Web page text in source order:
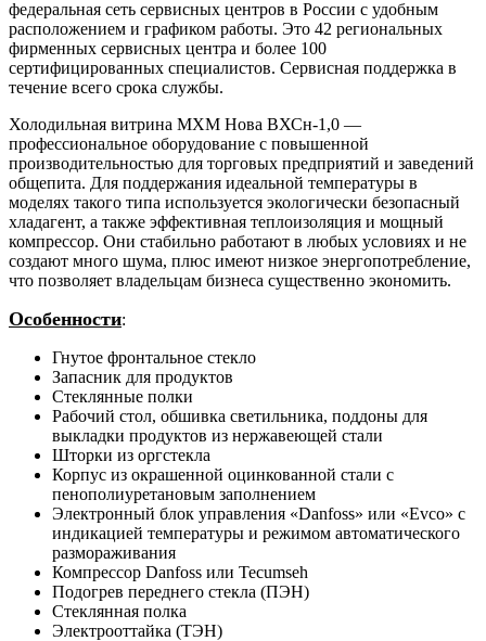
федеральная сеть сервисных центров в России с удобным
расположением и графиком работы. Это 42 региональных
фирменных сервисных центра и более 100
сертифицированных специалистов. Сервисная поддержка в
течение всего срока службы.
Холодильная витрина МХМ Нова ВХСн-1,0 —
профессиональное оборудование с повышенной
производительностью для торговых предприятий и заведений
общепита. Для поддержания идеальной температуры в
моделях такого типа используется экологически безопасный
хладагент, а также эффективная теплоизоляция и мощный
компрессор. Они стабильно работают в любых условиях и не
создают много шума, плюс имеют низкое энергопотребление,
что позволяет владельцам бизнеса существенно экономить.
Особенности:
Гнутое фронтальное стекло
Запасник для продуктов
Стеклянные полки
Рабочий стол, обшивка светильника, поддоны для
выкладки продуктов из нержавеющей стали
Шторки из оргстекла
Корпус из окрашенной оцинкованной стали с
пенополиуретановым заполнением
Электронный блок управления «Danfoss» или «Evco» с
индикацией температуры и режимом автоматического
размораживания
Компрессор Danfoss или Tecumseh
Подогрев переднего стекла (ПЭН)
Стеклянная полка
Электрооттайка (ТЭН)